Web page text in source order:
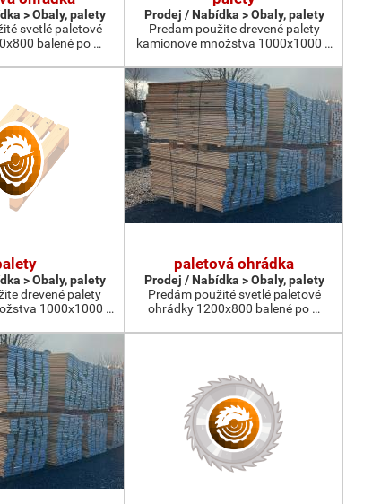
> Obaly, palety
svetlé paletové
balené po …
Prodej / Nabídka > Obaly, palety
Predam použite drevené palety
kamionove množstva 1000x1000 …
> Obaly, palety
drevené palety
1000x1000 …
paletová ohrádka
Prodej / Nabídka > Obaly, palety
Predám použité svetlé paletové
ohrádky 1200x800 balené po …